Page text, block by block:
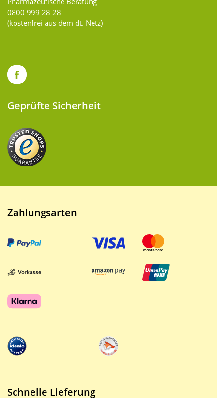
0800 999 28 28
(kostenfrei aus dem dt. Netz)
Geprüfte Sicherheit
Zahlungsarten
Schnelle Lieferung